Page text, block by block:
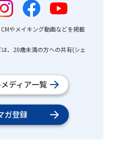
やメイキング動画などを掲載
、20歳未満の方への共有(シェ
ディア一覧
ガ登録